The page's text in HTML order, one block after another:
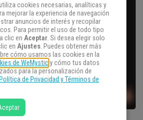
cookies necesarias, analíticas y
mejorar la experiencia de navegación
anuncios de interés y recopilar
Para permitir el uso de todo tipo
clic en Aceptar. Si desea elegir solo
en Ajustes. Puedes obtener más
cómo usamos las cookies en la
de WeMysticy cómo tus datos
para la personalización de
Política de Privacidad y Términos de